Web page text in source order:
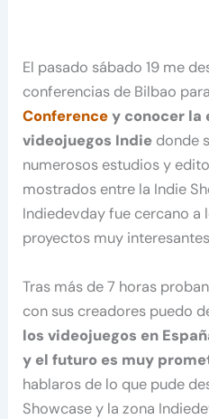
El pasado sábado 19 me
conferencias de Bilbao
Conferencey conocer la
videojuegos Indie donde
numerosos estudios y
mostrados entre la Indie
Indiedevday fue cercano
proyectos muy
Tras más de 7 horas
con sus creadores puedo
los videojuegos en
y el futuro es muy
hablaros de lo que pude
Showcase y la zona